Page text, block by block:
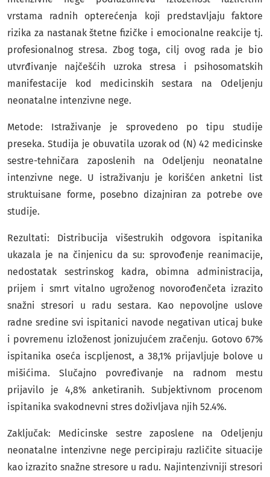
vrstama radnih opterećenja koji predstavljaju faktore
rizika za nastanak štetne fizičke i emocionalne reakcije tj.
profesionalnog stresa. Zbog toga, cilj ovog rada je bio
utvrđivanje najčešćih uzroka stresa i psihosomatskih
manifestacije kod medicinskih sestara na Odeljenju
neonatalne intenzivne nege.
Metode: Istraživanje je sprovedeno po tipu studije
preseka. Studija je obuvatila uzorak od (N) 42 medicinske
sestre-tehničara zaposlenih na Odeljenju neonatalne
intenzivne nege. U istraživanju je korišćen anketni list
struktuisane forme, posebno dizajniran za potrebe ove
studije.
Rezultati: Distribucija višestrukih odgovora ispitanika
ukazala je na činjenicu da su: sprovođenje reanimacije,
nedostatak sestrinskog kadra, obimna administracija,
prijem i smrt vitalno ugroženog novorođenčeta izrazito
snažni stresori u radu sestara. Kao nepovoljne uslove
radne sredine svi ispitanici navode negativan uticaj buke
i povremenu izloženost jonizujućem zračenju. Gotovo 67%
ispitanika oseća iscpljenost, a 38,1% prijavljuje bolove u
mišićima. Slučajno povređivanje na radnom mestu
prijavilo je 4,8% anketiranih. Subjektivnom procenom
ispitanika svakodnevni stres doživljava njih 52.4%.
Zaključak: Medicinske sestre zaposlene na Odeljenju
neonatalne intenzivne nege percipiraju različite situacije
kao izrazito snažne stresore u radu. Najintenzivniji stresori